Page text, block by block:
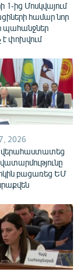
1-ից Մոսկվայում
համար նոր
է փոխվում
2026
վերահաստատեց
բացառեց ԵՄ